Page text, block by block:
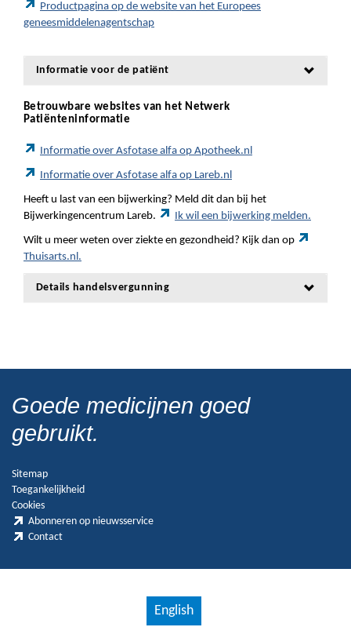
Productpagina op de website van het Europees
geneesmiddelenagentschap
Informatie voor de patiënt
Betrouwbare websites van het Netwerk
Patiënteninformatie
Informatie over Asfotase alfa op Apotheek.nl
Informatie over Asfotase alfa op Lareb.nl
Heeft u last van een bijwerking? Meld dit dan bij het
Bijwerkingencentrum Lareb.
Ik wil een bijwerking melden.
Wilt u meer weten over ziekte en gezondheid? Kijk dan op
Thuisarts.nl.
Details handelsvergunning
Goede medicijnen goed
gebruikt.
Sitemap
Toegankelijkheid
Cookies
Abonneren op nieuwsservice
Contact
English